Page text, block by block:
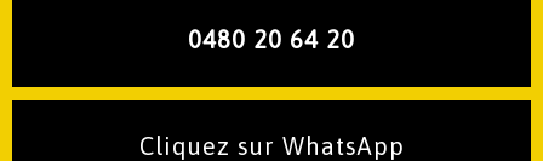
0480 20 64 20
Cliquez sur WhatsApp